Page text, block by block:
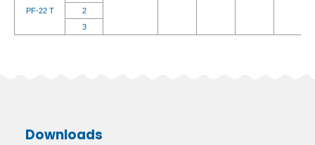
PF-22 T
2
3
Downloads